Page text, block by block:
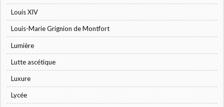
Louis XIV
Louis-Marie Grignion de Montfort
Lumière
Lutte ascétique
Luxure
Lycée